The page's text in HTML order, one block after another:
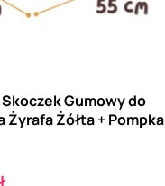
Skoczek Gumowy do
Żyrafa Żółta + Pompka